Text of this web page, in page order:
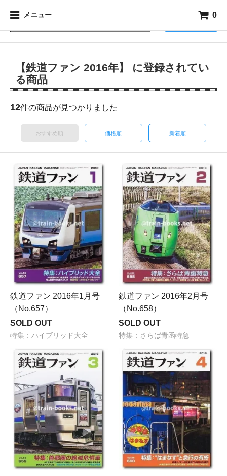
メニュー 0
【鉄道ファン 2016年】 に登録されてい
る商品
12件の商品が見つかりました
おすすめ順 価格順 新着順
鉄道ファン 2016年1月号
（No.657）
SOLD OUT
特集：ハイブリッド大全
鉄道ファン 2016年2月号
（No.658）
SOLD OUT
特集：さらば青函特急